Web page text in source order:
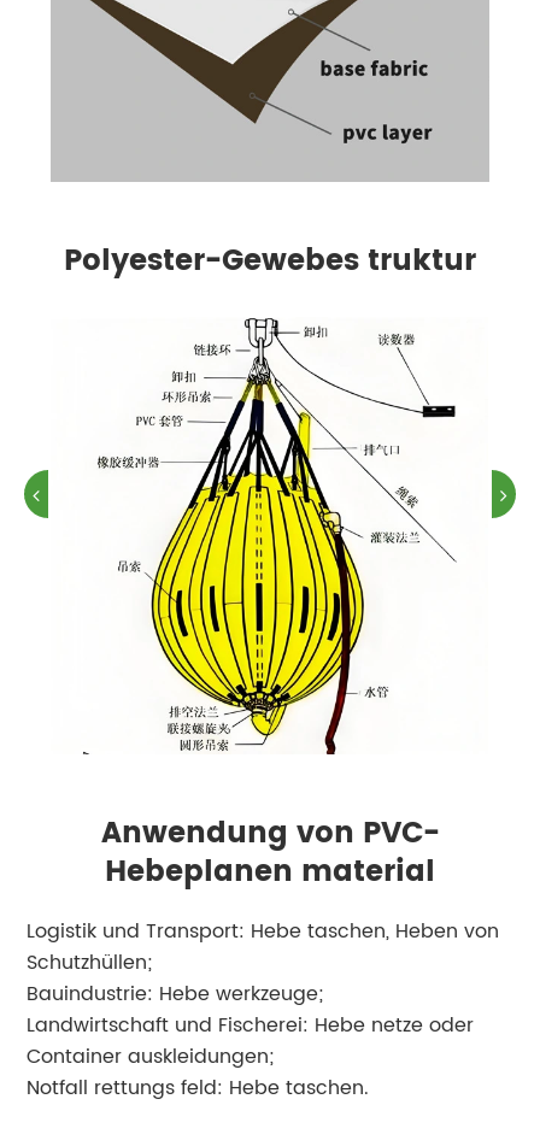
Polyester-Gewebes truktur
Anwendung von PVC-
Hebeplanen material
Logistik und Transport: Hebe taschen, Heben von
Schutzhüllen;
Bauindustrie: Hebe werkzeuge;
Landwirtschaft und Fischerei: Hebe netze oder
Container auskleidungen;
Notfall rettungs feld: Hebe taschen.